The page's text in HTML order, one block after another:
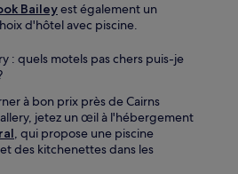
Baileyest également un
d'hôtel avec piscine.
: quels motels pas chers puis-je
à bon prix près de Cairns
jetez un œil à l'hébergement
, qui propose une piscine
des kitchenettes dans les